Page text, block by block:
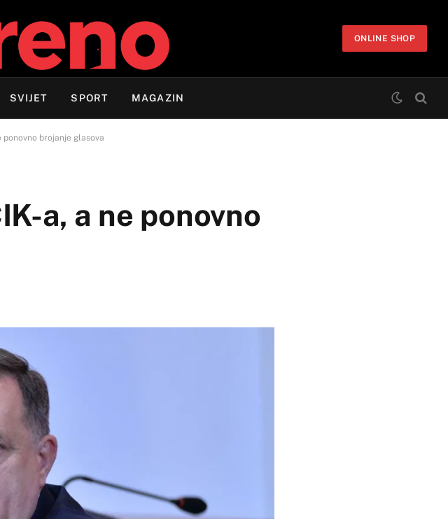
ONLINE SHOP
SVIJET SPORT MAGAZIN
ponovno brojanje glasova
a, a ne ponovno